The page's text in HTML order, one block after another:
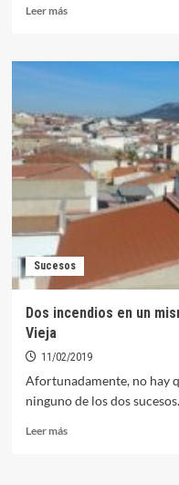
Leer másLeer
El
general
de
circulación
modificará
la
velocidad
en,
al
dos
calles
Orellana
Sucesos
Dos incendios en un
Vieja
11/02/2019
Afortunadamente, no hay
ninguno de los dos
Leer másLeer